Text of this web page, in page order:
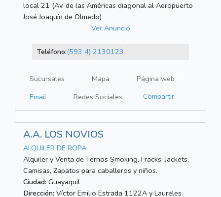
local 21 (Av. de las Américas diagonal al Aeropuerto
José Joaquín de Olmedo)
Ver Anuncio
Teléfono:(593 4) 2130123
Sucursales Mapa
Página web
Email
Redes Sociales Compartir
A.A. LOS NOVIOS
ALQUILER DE ROPA
Alquiler y Venta de Ternos Smoking, Fracks, Jackets,
Camisas, Zapatos para caballeros y niños.
Ciudad: Guayaquil
Dirección: Víctor Emilio Estrada 1122A y Laureles.